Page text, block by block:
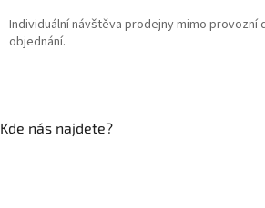
Individuální návštěva prodejny mimo provozní
objednání.
Kde nás najdete?